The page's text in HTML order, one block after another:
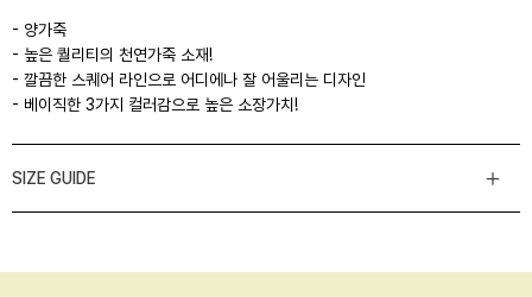
- 양가죽
- 높은 퀄리티의 천연가죽 소재!
- 깔끔한 스퀘어 라인으로 어디에나 잘 어울리는 디자인
- 베이직한 3가지 컬러감으로 높은 소장가치!
SIZE GUIDE